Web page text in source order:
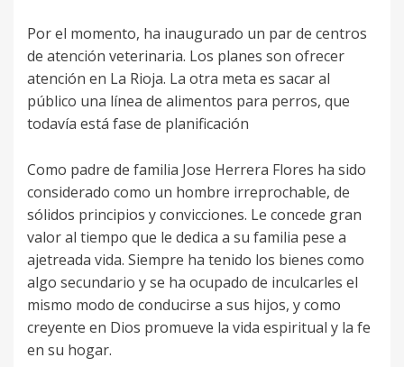
Por el momento, ha inaugurado un par de centros
de atención veterinaria. Los planes son ofrecer
atención en La Rioja. La otra meta es sacar al
público una línea de alimentos para perros, que
todavía está fase de planificación
Como padre de familia Jose Herrera Flores ha sido
considerado como un hombre irreprochable, de
sólidos principios y convicciones. Le concede gran
valor al tiempo que le dedica a su familia pese a
ajetreada vida. Siempre ha tenido los bienes como
algo secundario y se ha ocupado de inculcarles el
mismo modo de conducirse a sus hijos, y como
creyente en Dios promueve la vida espiritual y la fe
en su hogar.